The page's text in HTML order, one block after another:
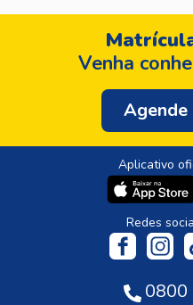
Venha
Agende
Aplicativo
Redes
0800